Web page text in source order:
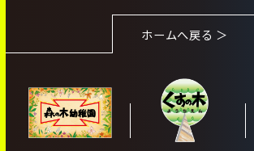
ホームへ戻る ＞